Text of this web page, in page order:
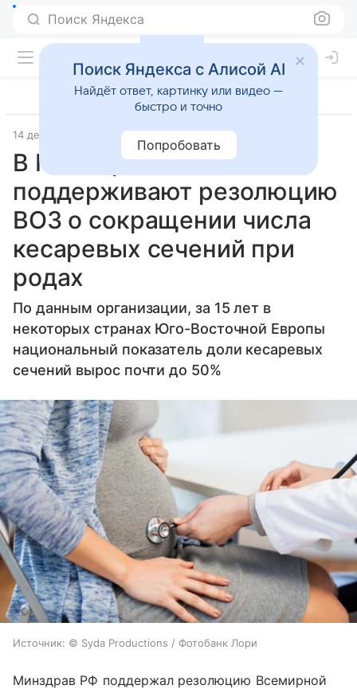
Поиск Яндекса
14 декабря 2018 ТАСС
В Минздраве РФ
поддерживают резолюцию
ВОЗ о сокращении числа
кесаревых сечений при
родах
По данным организации, за 15 лет в
некоторых странах Юго-Восточной Европы
национальный показатель доли кесаревых
сечений вырос почти до 50%
Источник: © Syda Productions / Фотобанк Лори
Минздрав РФ поддержал резолюцию Всемирной
Поиск Яндекса с Алисой AI
Найдёт ответ, картинку или видео —
быстро и точно
Попробовать